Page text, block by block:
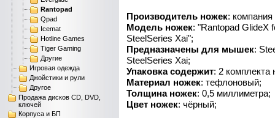
Rantopad
Qpad
Icemat
Hotline Games
Tiger Gaming
Другие
Игровая одежда
Джойстики и рули
Другое
Продажа дисков CD, DVD,
ключей
Корпуса и БП
Производитель ножек:
Модель ножек: "Rantopad GlideX
SteelSeries Xai";
Предназначены для мышек:
SteelSeries Xai;
Упаковка содержит: 2
Материал ножек: тефлоновый;
Толщина ножек: 0,5 миллиметра;
Цвет ножек: чёрный;